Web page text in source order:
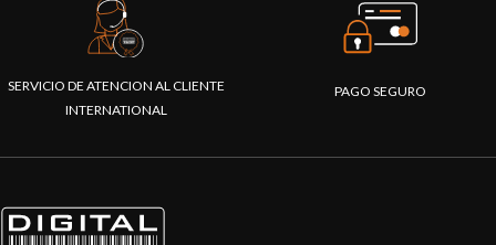
SERVICIO DE ATENCION AL CLIENTE
INTERNATIONAL
PAGO SEGURO